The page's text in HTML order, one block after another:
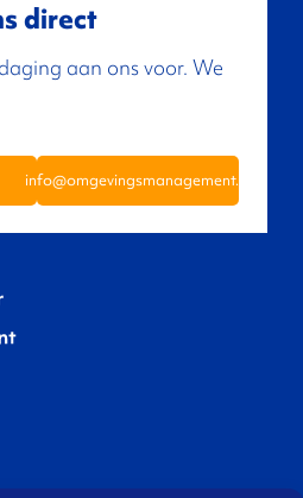
direct
aan ons voor. We
info@omgevingsmanagement.nl